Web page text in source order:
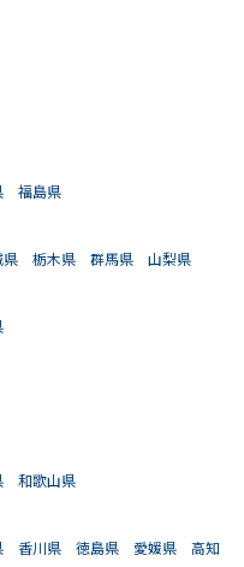
福島県
県 栃木県 群馬県
山梨県
和歌山県
香川県 徳島県 愛媛県
高知